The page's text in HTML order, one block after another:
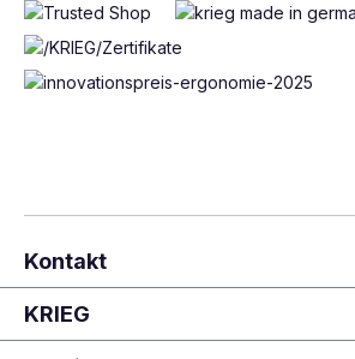
Kontakt
KRIEG